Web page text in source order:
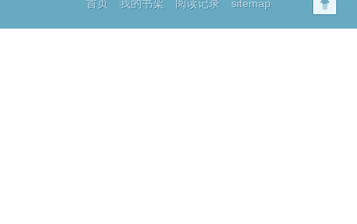
首页 我的书架 阅读记录 sitemap